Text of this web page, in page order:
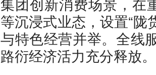
等沉浸式业态，设置“陇
与特色经营并举。全线
路衍经济活力充分释放。